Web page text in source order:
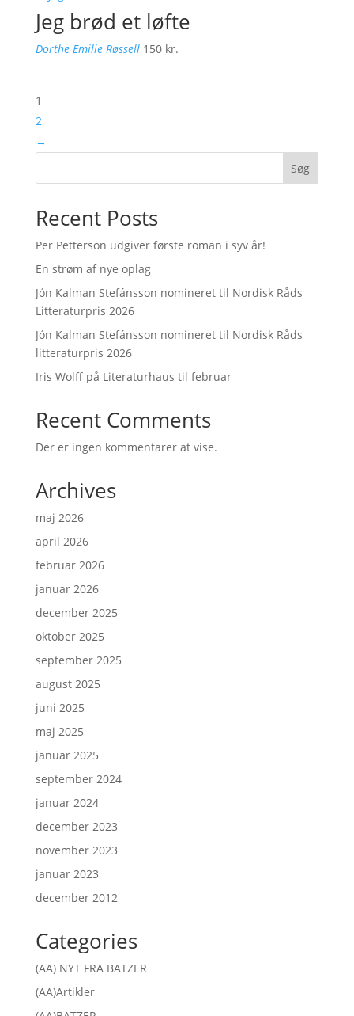
Jeg brød et løfte
Dorthe Emilie Røssell 150 kr.
1
2
→
Søg
Recent Posts
Per Petterson udgiver første roman i syv år!
En strøm af nye oplag
Jón Kalman Stefánsson nomineret til Nordisk Råds
Litteraturpris 2026
Jón Kalman Stefánsson nomineret til Nordisk Råds
litteraturpris 2026
Iris Wolff på Literaturhaus til februar
Recent Comments
Der er ingen kommentarer at vise.
Archives
maj 2026
april 2026
februar 2026
januar 2026
december 2025
oktober 2025
september 2025
august 2025
juni 2025
maj 2025
januar 2025
september 2024
januar 2024
december 2023
november 2023
januar 2023
december 2012
Categories
(AA) NYT FRA BATZER
(AA)Artikler